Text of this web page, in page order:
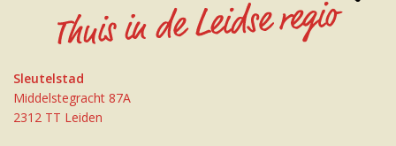
Sleutelstad
Middelstegracht 87A
2312 TT Leiden